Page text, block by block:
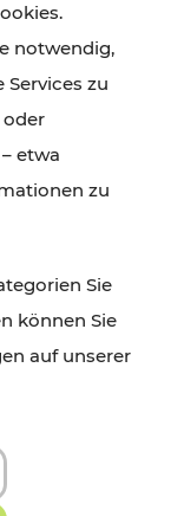
– viele
Fahrplan-
erreichbar.
notwendig,
zu
oder
etwa
zu
Sie
können Sie
auf unserer